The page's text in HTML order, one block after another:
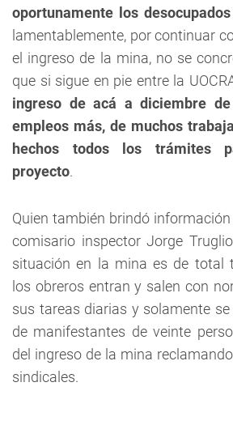
oportunamente los
lamentablemente, por continuar
el ingreso de la mina, no se
que si sigue en pie entre la
ingreso de acá a diciembre
empleos más, de muchos
hechos todos los trámites
proyecto.
Quien también brindó información
comisario inspector Jorge
situación en la mina es de total
los obreros entran y salen con
sus tareas diarias y solamente
de manifestantes de veinte
del ingreso de la mina
sindicales.